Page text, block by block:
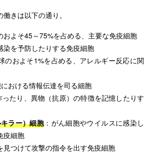
きは以下の通り。
およそ45～75%を占める、主要な免疫細胞
染を予防したりする免疫細胞
のおよそ1%を占める、アレルギー反応に関
おける情報伝達を司る細胞
たり、異物（抗原）の特徴を記憶したりす
ラー）細胞：がん細胞やウイルスに感染し
疫細胞
見つけて攻撃の指令を出す免疫細胞